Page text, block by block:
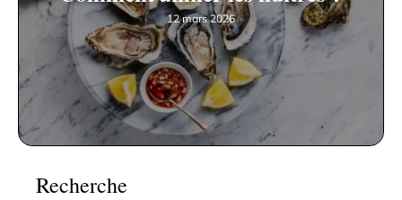
12 mars 2026
Recherche